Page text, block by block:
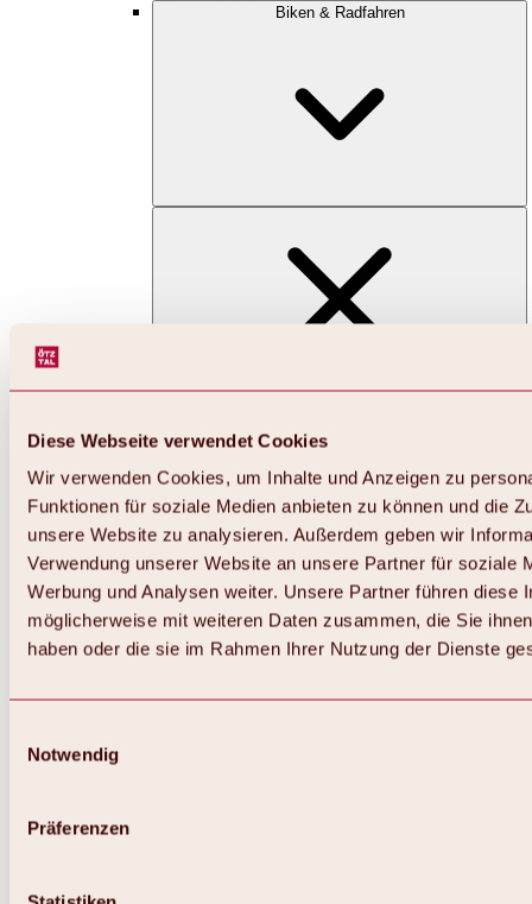
Diese Webseite verwendet Cookies
Wir verwenden Cookies, um Inhalte und Anzeigen zu
Funktionen für soziale Medien anbieten zu können und die
unsere Website zu analysieren. Außerdem geben wir
Verwendung unserer Website an unsere Partner für soziale
Werbung und Analysen weiter. Unsere Partner führen diese
möglicherweise mit weiteren Daten zusammen, die Sie
haben oder die sie im Rahmen Ihrer Nutzung der Dienste
Notwendig
Präferenzen
Biken & Radfahren